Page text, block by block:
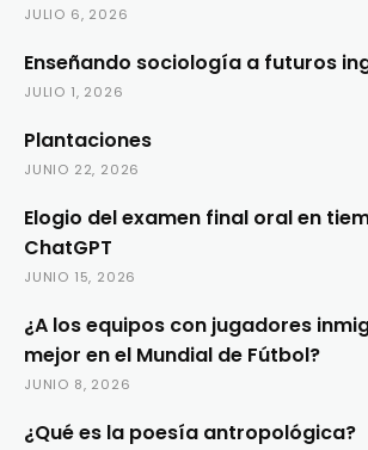
JULIO 6, 2026
Enseñando sociología a futuros
JULIO 1, 2026
Plantaciones
JUNIO 22, 2026
Elogio del examen final oral en
ChatGPT
JUNIO 15, 2026
¿A los equipos con jugadores
mejor en el Mundial de Fútbol?
JUNIO 8, 2026
¿Qué es la poesía antropológica?